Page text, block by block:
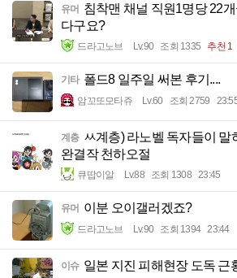
유머 침착맨 채널 직원1명당 22
다구요?
드라고노브 Lv.90 조회 1335 추천 1
기타 폴드8 일주일 써본 후기....
암꼬또모타쥬 Lv.60 조회 2759
계층 ㅆ계층) 라노벨 독자들이 말
완결작 천하오절
큐땁이알 Lv.88 조회 1308 23:45
유머 이분 오이갤러겠죠?
드라고노브 Lv.90 조회 1394 23:44
이슈 일본 지진 피해현장 도독 근